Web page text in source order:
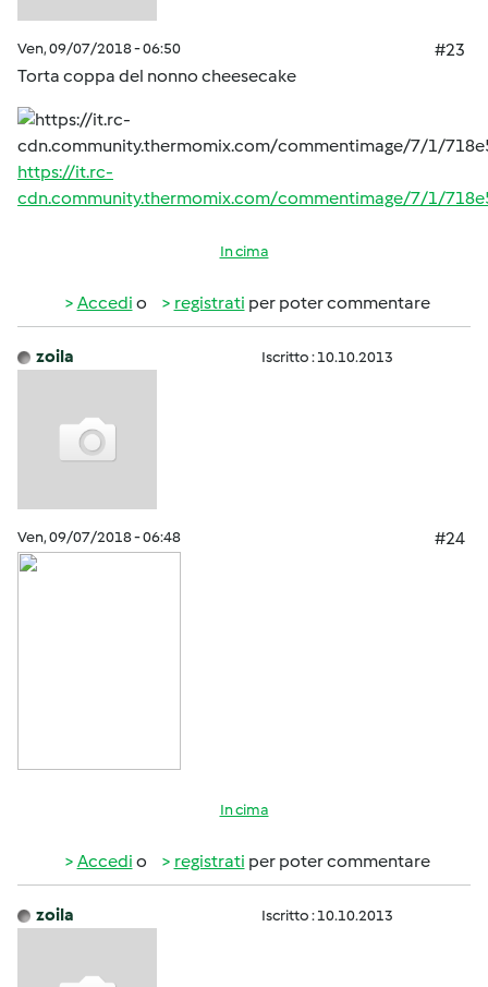
Ven, 09/07/2018 - 06:50
#23
Torta coppa del nonno cheesecake
https://it.rc-
cdn.community.thermomix.com/commentimage/7/1/
In cima
Accedi o registrati per poter commentare
zoila Iscritto : 10.10.2013
Ven, 09/07/2018 - 06:48 #24
In cima
Accedi o registrati per poter commentare
zoila Iscritto : 10.10.2013